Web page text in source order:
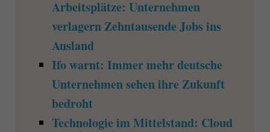
Arbeitsplätze: Unternehmen
verlagern Zehntausende Jobs ins
Ausland
Ifo warnt: Immer mehr deutsche
Unternehmen sehen ihre Zukunft
bedroht
Technologie im Mittelstand: Cloud